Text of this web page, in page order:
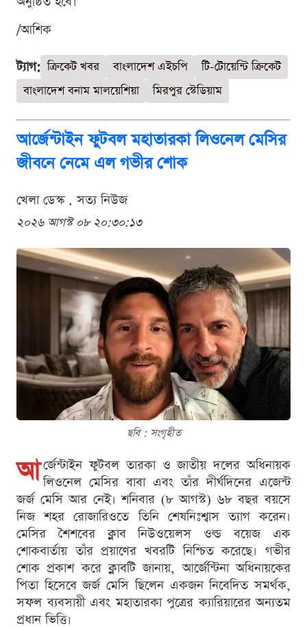
/আশিক
ট্যাগ: ক্রিকেট খবর বাংলাদেশ এইচপি
টি-টোয়েন্টি ক্রিকেট
বাংলাদেশ বনাম মালয়েশিয়া
মিরপুর স্টেডিয়াম
আর্জেন্টাইন ফুটবল মহাতারকা লিওনেল মেসির
জীবনে নেমে এল গভীর শোক
খেলা ডেস্ক . সত্য নিউজ
২০২৬ আগস্ট ০৮ ২০:৩০:১৩
ছবি : সংগৃহীত
আ র্জেন্টাইন ফুটবল তারকা ও জাতীয় দলের অধিনায়ক
লিওনেল মেসির বাবা এবং তাঁর দীর্ঘদিনের এজেন্ট
জর্জ মেসি আর নেই। শনিবার (৮ আগস্ট) ৬৮ বছর বয়সে
নিজ শহর রোজারিওতে তিনি শেষনিঃশ্বাস ত্যাগ করেন।
মেসির শৈশবের ক্লাব নিউওয়েলস ওল্ড বয়েজ এক
শোকবার্তায় তাঁর প্রয়াণের খবরটি নিশ্চিত করেছে। গভীর
শোক প্রকাশ করে ক্লাবটি জানায়, আর্জেন্টিনা অধিনায়কের
পিতা হিসেবে জর্জ মেসি ছিলেন একজন নিবেদিত সমর্থক,
সফল ব্যবসায়ী এবং মহাতারকা পুত্রের ক্যারিয়ারের অন্যতম
প্রধান ভিত্তি।